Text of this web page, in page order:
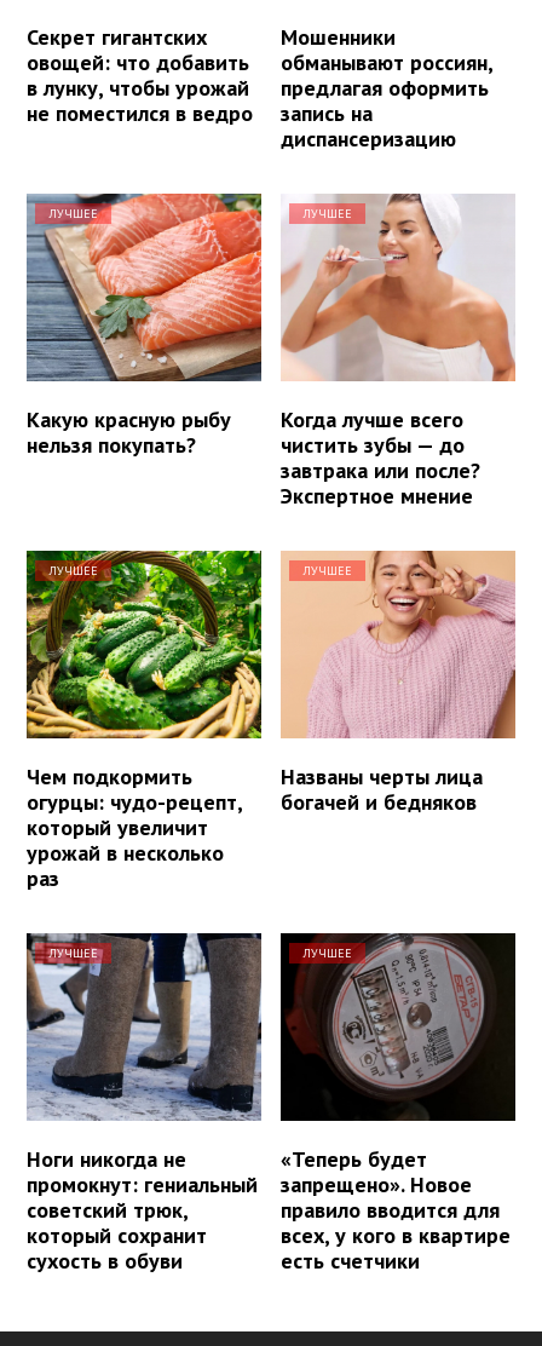
Секрет гигантских
овощей: что добавить
в лунку, чтобы урожай
не поместился в ведро
Мошенники
обманывают россиян,
предлагая оформить
запись на
диспансеризацию
ЛУЧШЕЕ
Какую красную рыбу
нельзя покупать?
ЛУЧШЕЕ
Когда лучше всего
чистить зубы — до
завтрака или после?
Экспертное мнение
ЛУЧШЕЕ
Чем подкормить
огурцы: чудо-рецепт,
который увеличит
урожай в несколько
раз
ЛУЧШЕЕ
Названы черты лица
богачей и бедняков
ЛУЧШЕЕ
Ноги никогда не
промокнут: гениальный
советский трюк,
который сохранит
сухость в обуви
ЛУЧШЕЕ
«Теперь будет
запрещено». Новое
правило вводится для
всех, у кого в квартире
есть счетчики